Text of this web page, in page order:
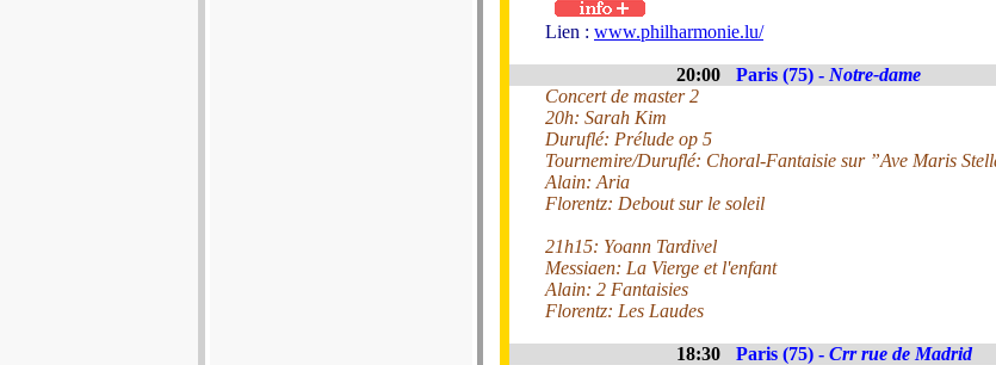
Lien : www.philharmonie.lu/
20:00 Paris (75) - Notre-dame
Concert de master 2
20h: Sarah Kim
Duruflé: Prélude op 5
Tournemire/Duruflé: Choral-Fantaisie sur ”Ave Maris
Alain: Aria
Florentz: Debout sur le soleil
21h15: Yoann Tardivel
Messiaen: La Vierge et l'enfant
Alain: 2 Fantaisies
Florentz: Les Laudes
18:30 Paris (75) - Crr rue de Madrid